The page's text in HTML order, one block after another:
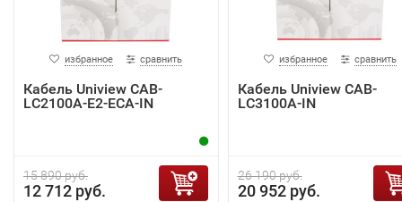
избранное сравнить
Кабель Uniview CAB-
LC2100A-E2-ECA-IN
15 890 руб.
12 712 руб.
избранное сравнить
Кабель Uniview CAB-
LC3100A-IN
26 190 руб.
20 952 руб.